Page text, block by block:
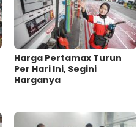
Harga Pertamax Turun
Per Hari Ini, Segini
Harganya